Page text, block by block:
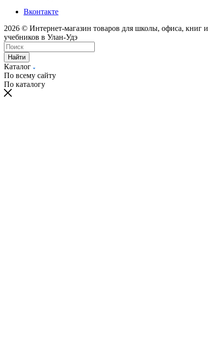
Вконтакте
2026 © Интернет-магазин товаров для школы, офиса, книг и
учебников в Улан-Удэ
Найти
Каталог
По всему сайту
По каталогу